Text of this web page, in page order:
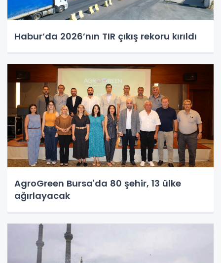
Habur’da 2026’nın TIR çıkış rekoru kırıldı
AgroGreen Bursa'da 80 şehir, 13 ülke
ağırlayacak